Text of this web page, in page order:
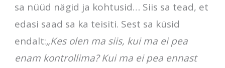
sa nüüd nägid ja kohtusid… Siis sa tead, et
edasi saad sa ka teisiti. Sest sa küsid
endalt:„Kes olen ma siis, kui ma ei pea
enam kontrollima? Kui ma ei pea ennast